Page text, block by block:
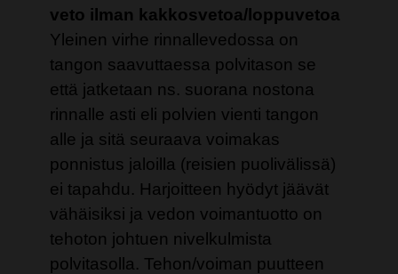
veto ilman kakkosvetoa/loppuvetoa
Yleinen virhe rinnallevedossa on
tangon saavuttaessa polvitason se
että jatketaan ns. suorana nostona
rinnalle asti eli polvien vienti tangon
alle ja sitä seuraava voimakas
ponnistus jaloilla (reisien puolivälissä)
ei tapahdu. Harjoitteen hyödyt jäävät
vähäisiksi ja vedon voimantuotto on
tehoton johtuen nivelkulmista
polvitasolla. Tehon/voiman puutteen